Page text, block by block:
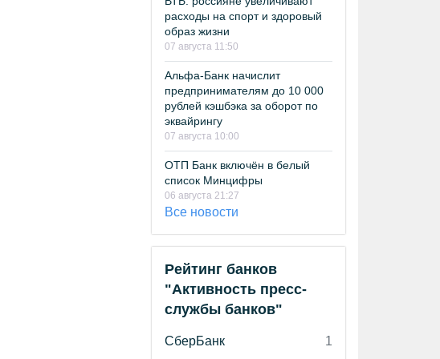
расходы на спорт и здоровый
образ жизни
07 августа 11:50
Альфа-Банк начислит
предпринимателям до 10 000
рублей кэшбэка за оборот по
эквайрингу
07 августа 10:00
ОТП Банк включён в белый
список Минцифры
06 августа 21:27
Все новости
Рейтинг банков
"Активность пресс-
службы банков"
СберБанк
1